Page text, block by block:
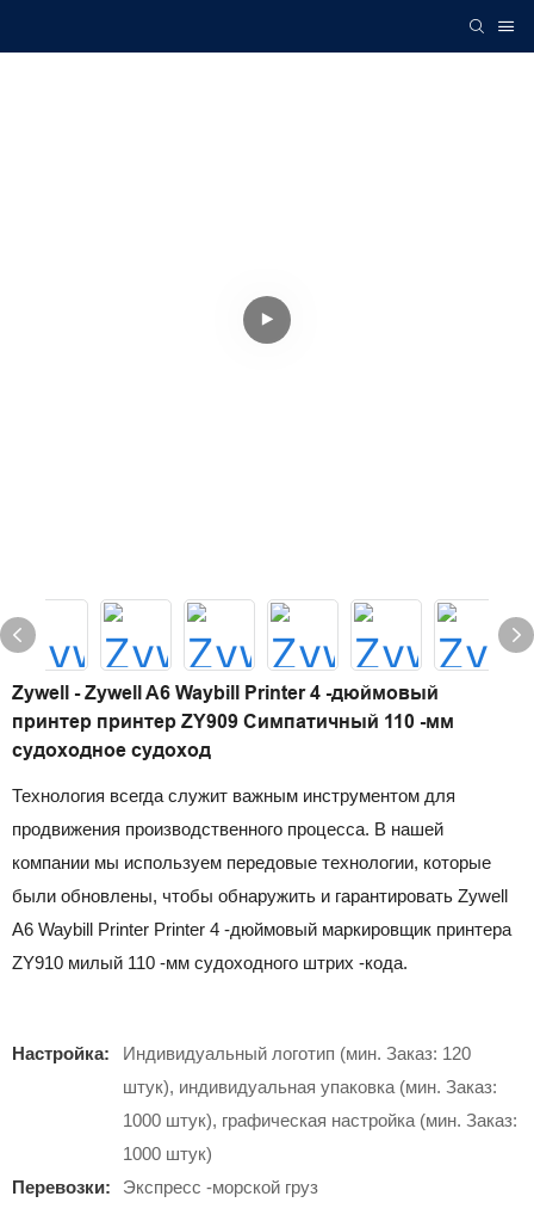
Zywell - Zywell A6 Waybill Printer 4 -дюймовый
принтер принтер ZY909 Симпатичный 110 -мм
судоходное судоход
Технология всегда служит важным инструментом для
продвижения производственного процесса. В нашей
компании мы используем передовые технологии, которые
были обновлены, чтобы обнаружить и гарантировать Zywell
A6 Waybill Printer Printer 4 -дюймовый маркировщик принтера
ZY910 милый 110 -мм судоходного штрих -кода.
Настройка:
Индивидуальный логотип (мин. Заказ: 120
штук), индивидуальная упаковка (мин. Заказ:
1000 штук), графическая настройка (мин. Заказ:
1000 штук)
Перевозки:
Экспресс -морской груз